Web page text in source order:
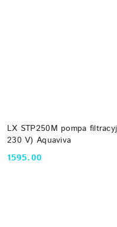
LX STP250M pompa
230 V) Aquaviva
Cena:
1595.00